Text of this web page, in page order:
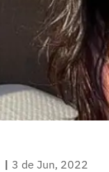
| 3 de Jun, 2022